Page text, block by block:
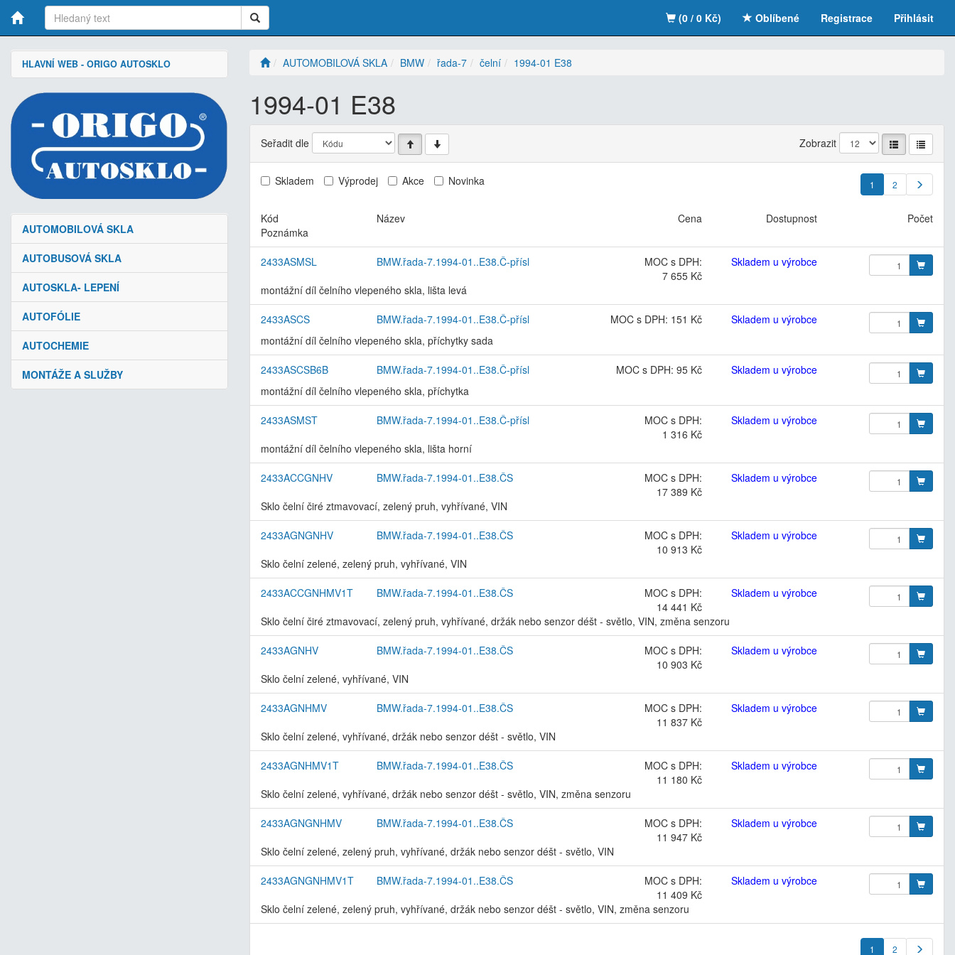
Registrace Přihlásit
(0 / 0 Kč) Oblíbené
HLAVNÍ WEB - ORIGO AUTOSKLO
AUTOMOBILOVÁ SKLA
AUTOBUSOVÁ SKLA
AUTOSKLA- LEPENÍ
AUTOFÓLIE
AUTOCHEMIE
MONTÁŽE A SLUŽBY
AUTOMOBILOVÁ SKLA BMW řada-7 čelní 1994-01 E38
1994-01 E38
Seřadit dle Zobrazit
Skladem Výprodej Akce Novinka 1 2
Kód Název Cena Dostupnost
Počet
Poznámka
2433ASMSL BMW.řada-7.1994-01..E38.Č-přísl
MOC s DPH:
7 655 Kč
Skladem u výrobce
montážní díl čelního vlepeného skla, lišta levá
2433ASCS BMW.řada-7.1994-01..E38.Č-přísl MOC s DPH: 151 Kč
Skladem u výrobce
montážní díl čelního vlepeného skla, příchytky sada
2433ASCSB6B BMW.řada-7.1994-01..E38.Č-přísl MOC s DPH: 95 Kč
Skladem u výrobce
montážní díl čelního vlepeného skla, příchytka
2433ASMST BMW.řada-7.1994-01..E38.Č-přísl
MOC s DPH:
1 316 Kč
Skladem u výrobce
montážní díl čelního vlepeného skla, lišta horní
2433ACCGNHV BMW.řada-7.1994-01..E38.ČS
MOC s DPH:
17 389 Kč
Skladem u výrobce
Sklo čelní čiré ztmavovací, zelený pruh, vyhřívané, VIN
2433AGNGNHV BMW.řada-7.1994-01..E38.ČS
MOC s DPH:
10 913 Kč
Skladem u výrobce
Sklo čelní zelené, zelený pruh, vyhřívané, VIN
2433ACCGNHMV1T BMW.řada-7.1994-01..E38.ČS
MOC s DPH:
14 441 Kč
Skladem u výrobce
Sklo čelní čiré ztmavovací, zelený pruh, vyhřívané, držák nebo senzor déšt - světlo, VIN, změna senzoru
2433AGNHV BMW.řada-7.1994-01..E38.ČS
MOC s DPH:
10 903 Kč
Skladem u výrobce
Sklo čelní zelené, vyhřívané, VIN
2433AGNHMV BMW.řada-7.1994-01..E38.ČS
MOC s DPH:
11 837 Kč
Skladem u výrobce
Sklo čelní zelené, vyhřívané, držák nebo senzor déšt - světlo, VIN
2433AGNHMV1T BMW.řada-7.1994-01..E38.ČS
MOC s DPH:
11 180 Kč
Skladem u výrobce
Sklo čelní zelené, vyhřívané, držák nebo senzor déšt - světlo, VIN, změna senzoru
2433AGNGNHMV BMW.řada-7.1994-01..E38.ČS
MOC s DPH:
11 947 Kč
Skladem u výrobce
Sklo čelní zelené, zelený pruh, vyhřívané, držák nebo senzor déšt - světlo, VIN
2433AGNGNHMV1T BMW.řada-7.1994-01..E38.ČS
MOC s DPH:
11 409 Kč
Skladem u výrobce
Sklo čelní zelené, zelený pruh, vyhřívané, držák nebo senzor déšt - světlo, VIN, změna senzoru
1 2